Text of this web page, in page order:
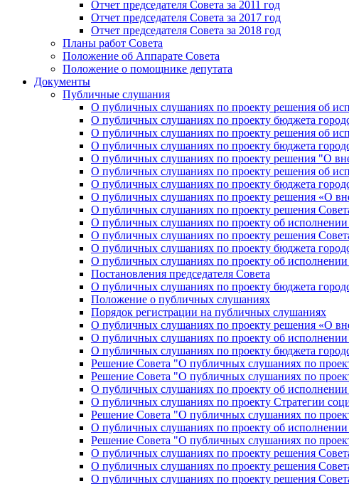
Отчет председателя Совета за 2011 год
Отчет председателя Совета за 2017 год
Отчет председателя Совета за 2018 год
Планы работ Совета
Положение об Аппарате Совета
Положение о помощнике депутата
Документы
Публичные слушания
О публичных слушаниях по проекту решения об
О публичных слушаниях по проекту бюджета
О публичных слушаниях по проекту решения об
О публичных слушаниях по проекту бюджета
О публичных слушаниях по проекту решения "О
О публичных слушаниях по проекту решения об
О публичных слушаниях по проекту бюджета
О публичных слушаниях по проекту решения «О
О публичных слушаниях по проекту решения
О публичных слушаниях по проекту об исполнении
О публичных слушаниях по проекту решения
О публичных слушаниях по проекту бюджета
О публичных слушаниях по проекту об исполнении
Постановления председателя Совета
О публичных слушаниях по проекту бюджета
Положение о публичных слушаниях
Порядок регистрации на публичных слушаниях
О публичных слушаниях по проекту решения «О
О публичных слушаниях по проекту об исполнении
О публичных слушаниях по проекту бюджета
Решение Совета "О публичных слушаниях по
Решение Совета "О публичных слушаниях по
О публичных слушаниях по проекту об исполнении
О публичных слушаниях по проекту Стратегии
Решение Совета "О публичных слушаниях по
О публичных слушаниях по проекту об исполнении
Решение Совета "О публичных слушаниях по
О публичных слушаниях по проекту решения
О публичных слушаниях по проекту решения
О публичных слушаниях по проекту решения